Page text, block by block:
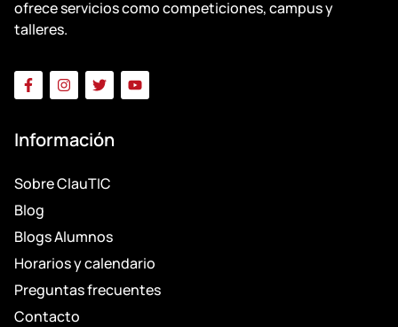
ofrece servicios como competiciones, campus y
talleres.
Información
Sobre ClauTIC
Blog
Blogs Alumnos
Horarios y calendario
Preguntas frecuentes
Contacto